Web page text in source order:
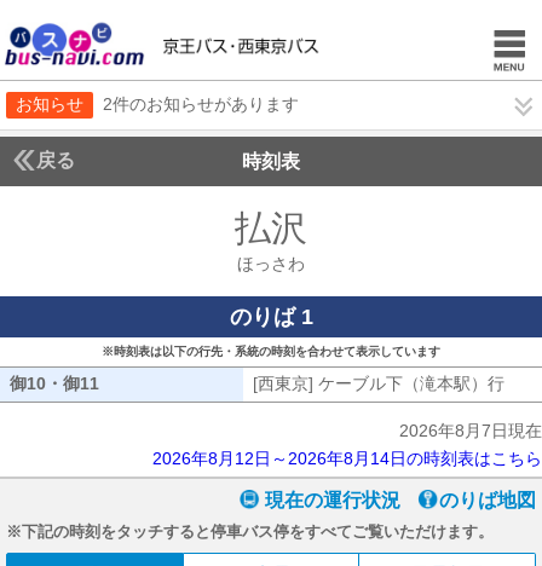
お知らせ 2件のお知らせがあります
戻る 時刻表
払沢
ほっさわ
のりば 1
※時刻表は以下の行先・系統の時刻を合わせて表示しています
御10・御11 [西東京] ケーブル下（滝本駅）行
2026年8月7日現在
2026年8月12日～2026年8月14日の時刻表はこちら
現在の運行状況 のりば地図
※下記の時刻をタッチすると停車バス停をすべてご覧いただけます。